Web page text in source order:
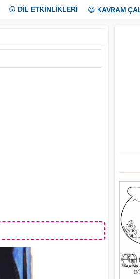
😲 DİL ETKİNLİKLERİ 😃 KAVRAM